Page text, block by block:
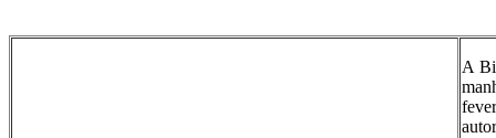
A